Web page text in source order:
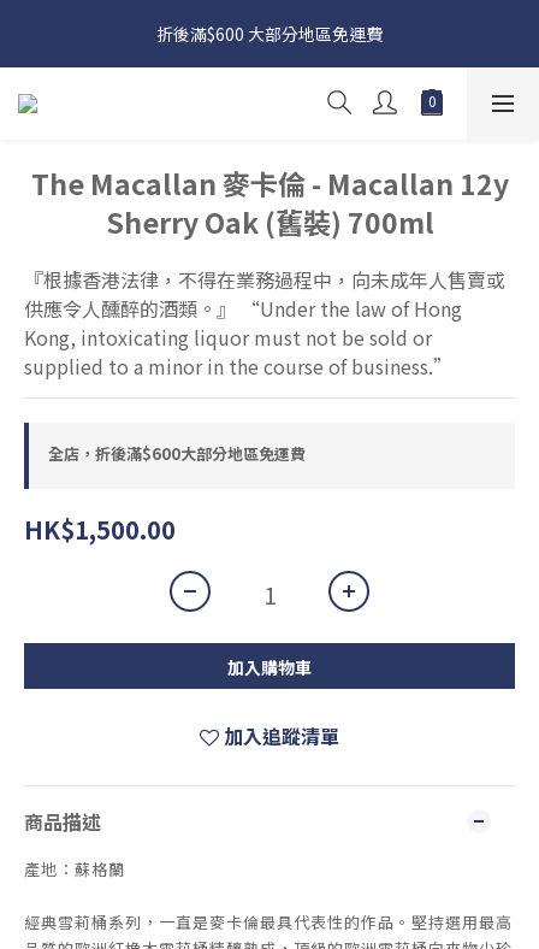
日本接近假期，貨源較不穩定；如想在 8 月 11 日至 8 月 15 日收
貨，請務必於 8 月 10 日前落單
折後滿$600 大部分地區免運費
日本接近假期，貨源較不穩定；如想在 8 月 11 日至 8 月 15 日收
貨，請務必於 8 月 10 日前落單
The Macallan 麥卡倫 - Macallan 12y
Sherry Oak (舊裝) 700ml
『根據香港法律，不得在業務過程中，向未成年人售賣或
供應令人醺醉的酒類。』 “Under the law of Hong
Kong, intoxicating liquor must not be sold or
supplied to a minor in the course of business.”
全店，折後滿$600大部分地區免運費
HK$1,500.00
加入購物車
加入追蹤清單
商品描述
產地：蘇格蘭
經典雪莉桶系列，一直是麥卡倫最具代表性的作品。堅持選用最高